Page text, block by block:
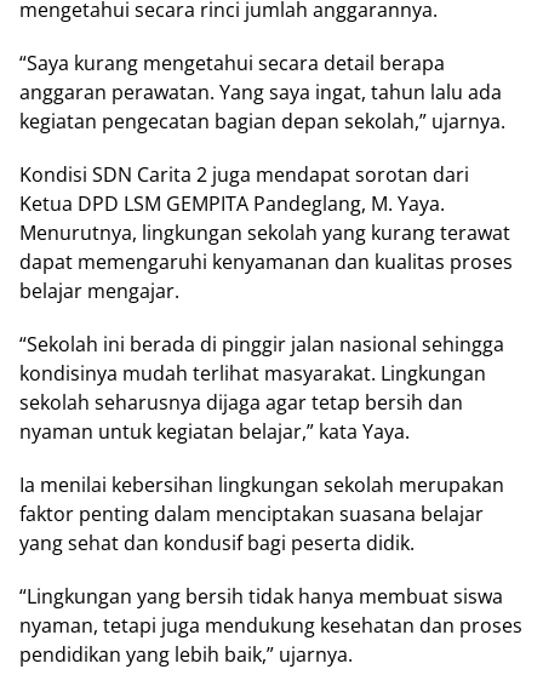
mengetahui secara rinci jumlah anggarannya.
“Saya kurang mengetahui secara detail berapa
anggaran perawatan. Yang saya ingat, tahun lalu ada
kegiatan pengecatan bagian depan sekolah,” ujarnya.
Kondisi SDN Carita 2 juga mendapat sorotan dari
Ketua DPD LSM GEMPITA Pandeglang, M. Yaya.
Menurutnya, lingkungan sekolah yang kurang terawat
dapat memengaruhi kenyamanan dan kualitas proses
belajar mengajar.
“Sekolah ini berada di pinggir jalan nasional sehingga
kondisinya mudah terlihat masyarakat. Lingkungan
sekolah seharusnya dijaga agar tetap bersih dan
nyaman untuk kegiatan belajar,” kata Yaya.
Ia menilai kebersihan lingkungan sekolah merupakan
faktor penting dalam menciptakan suasana belajar
yang sehat dan kondusif bagi peserta didik.
“Lingkungan yang bersih tidak hanya membuat siswa
nyaman, tetapi juga mendukung kesehatan dan proses
pendidikan yang lebih baik,” ujarnya.